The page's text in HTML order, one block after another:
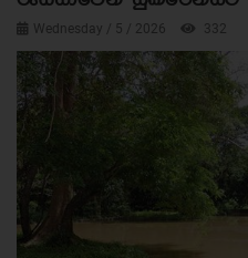
Wednesday / 5 / 2026 332